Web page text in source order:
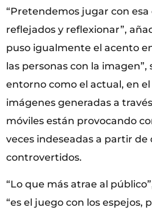
“Pretendemos jugar con
reflejados y reflexionar”,
puso igualmente el acento
las personas con la
entorno como el actual, en
imágenes generadas a
móviles están provocando
veces indeseadas a partir
controvertidos.
“Lo que más atrae al
“es el juego con los espejos,